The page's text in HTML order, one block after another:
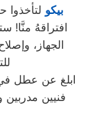
بيكو
افتراقهُ منَّا!
ابلغ عن عطل